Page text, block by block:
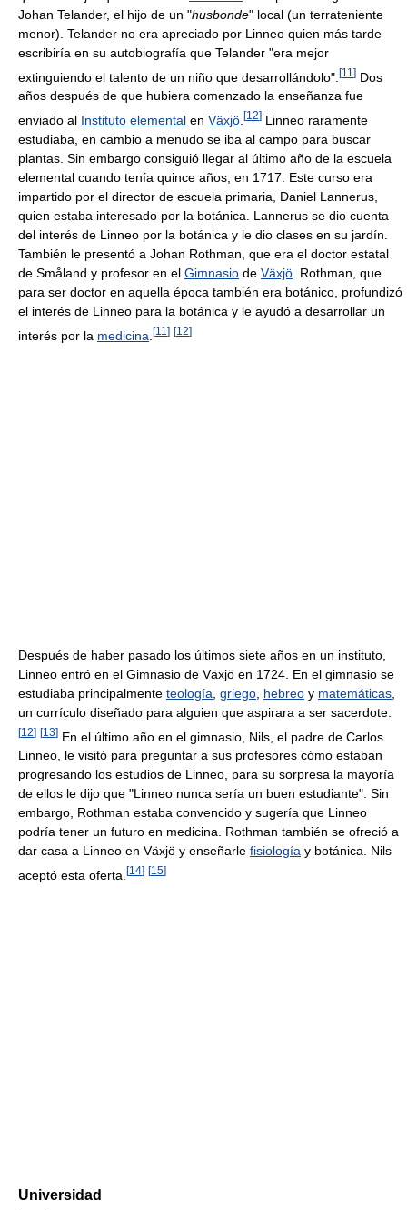
Johan Telander, el hijo de un "husbonde" local (un terrateniente
menor). Telander no era apreciado por Linneo quien más tarde
escribiría en su autobiografía que Telander "era mejor
extinguiendo el talento de un niño que desarrollándolo". [11 ] Dos
años después de que hubiera comenzado la enseñanza fue
enviado al Instituto elemental en Växjö [12] Linneo raramente
estudiaba, en cambio a menudo se iba al campo para buscar
plantas. Sin embargo consiguió llegar al último año de la escuela
elemental cuando tenía quince años, en 1717. Este curso era
impartido por el director de escuela primaria, Daniel Lannerus,
quien estaba interesado por la botánica. Lannerus se dio cuenta
del interés de Linneo por la botánica y le dio clases en su jardín.
También le presentó a Johan Rothman, que era el doctor estatal
de Småland y profesor en el Gimnasio de Växjö . Rothman, que
para ser doctor en aquella época también era botánico, profundizó
el interés de Linneo para la botánica y le ayudó a desarrollar un
interés por la medicina [11 ] [12]
Después de haber pasado los últimos siete años en un instituto,
Linneo entró en el Gimnasio de Växjö en 1724. En el gimnasio se
estudiaba principalmente teología griego hebreo y matemáticas
un currículo diseñado para alguien que aspirara a ser sacerdote.
[12] [13] En el último año en el gimnasio, Nils, el padre de Carlos
Linneo, le visitó para preguntar a sus profesores cómo estaban
progresando los estudios de Linneo, para su sorpresa la mayoría
de ellos le dijo que "Linneo nunca sería un buen estudiante". Sin
embargo, Rothman estaba convencido y sugería que Linneo
podría tener un futuro en medicina. Rothman también se ofreció a
dar casa a Linneo en Växjö y enseñarle fisiología y botánica. Nils
aceptó esta oferta. [14] [15]
Universidad